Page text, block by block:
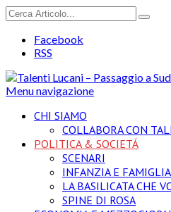
Facebook
RSS
Menu navigazione
CHI SIAMO
COLLABORA CON
POLITICA & SOCIETÁ
SCENARI
INFANZIA E FAMIGLIA
LA BASILICATA CHE
SPINE DI ROSA